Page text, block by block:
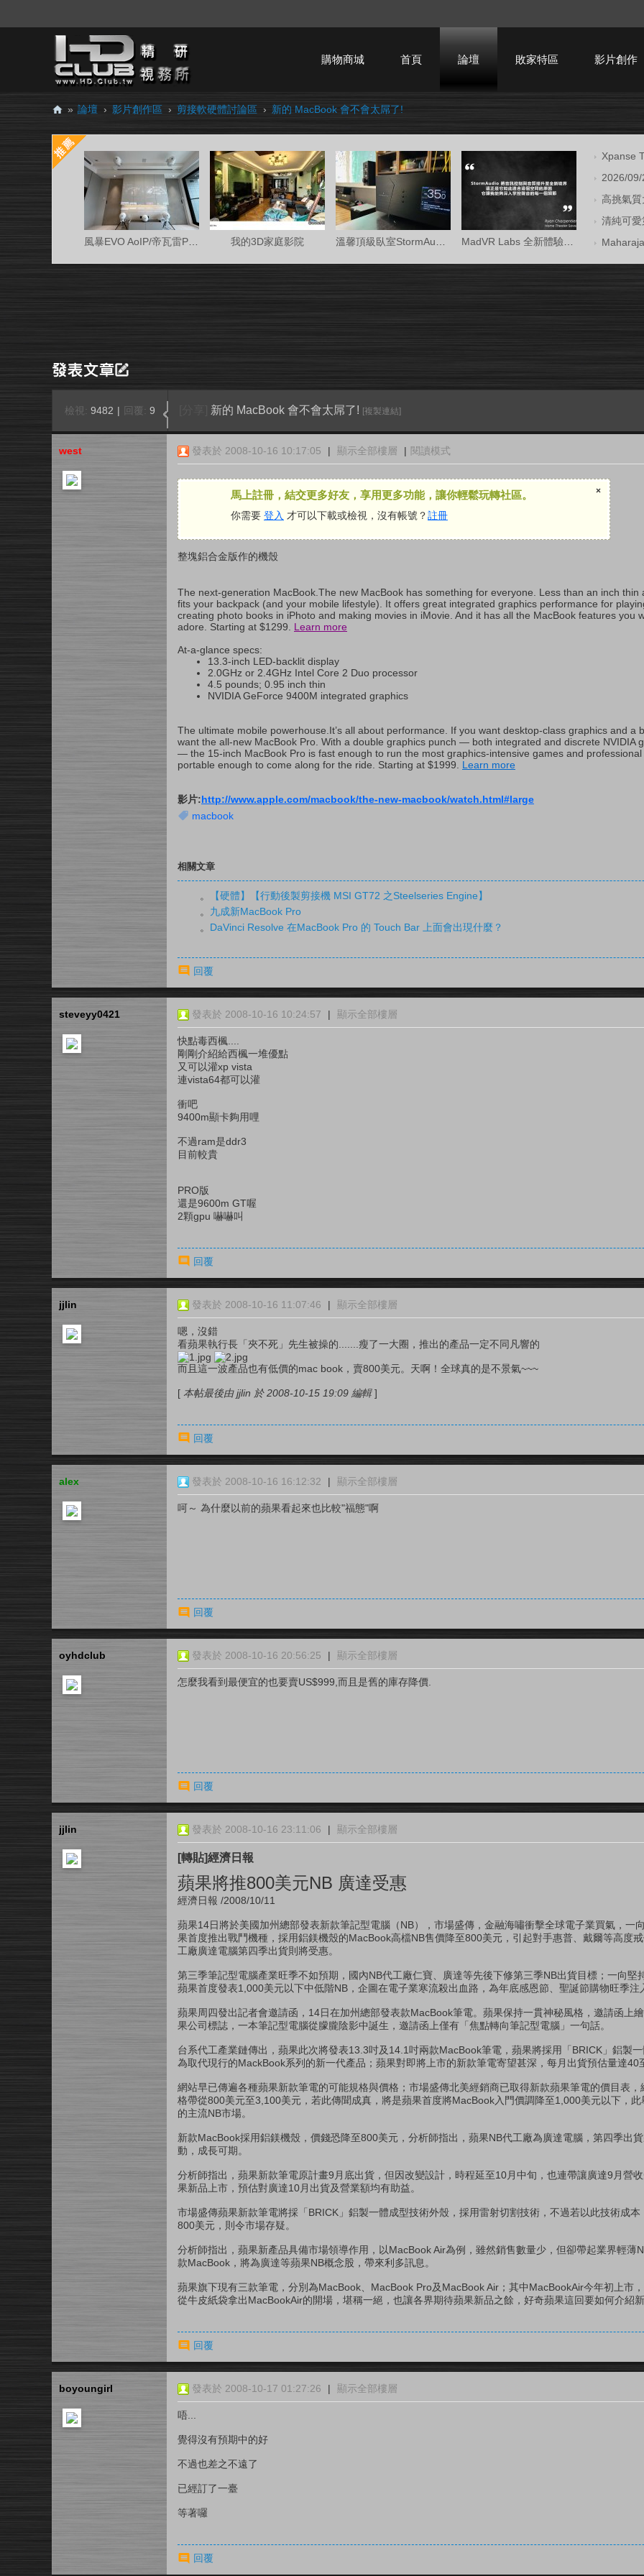
購物商城 首頁 論壇 敗家特區 影片創作
D.
Cl
» 論壇 › 影片創作區 › 剪接軟硬體討論區 › 新的 MacBook 會不會太屌了!
我的3D家庭影院
Xpanse
2026/
高挑氣
清純可
檢視: 9482 | 回覆: 9 新的 MacBook 會不會太屌了! [複製連結]
west 發表於 2008-10-16 10:17:05 | 顯示全部樓層 | 閱讀模式
馬上註冊，結交更多好友，享用更多功能，讓你輕鬆玩轉社區。
你需要 登入 才可以下載或檢視，沒有帳號？註冊
×
整塊鋁合金版作的機殼
The next-generation MacBook.The new MacBook has something for everyone. Less than an inch thin
fits your backpack (and your mobile lifestyle). It offers great integrated graphics performance for
creating photo books in iPhoto and making movies in iMovie. And it has all the MacBook features you
adore. Starting at $1299. Learn more
At-a-glance specs:
13.3-inch LED-backlit display
2.0GHz or 2.4GHz Intel Core 2 Duo processor
4.5 pounds; 0.95 inch thin
NVIDIA GeForce 9400M integrated graphics
The ultimate mobile powerhouse.It’s all about performance. If you want desktop-class graphics and a
want the all-new MacBook Pro. With a double graphics punch — both integrated and discrete NVIDIA
— the 15-inch MacBook Pro is fast enough to run the most graphics-intensive games and
portable enough to come along for the ride. Starting at $1999. Learn more
影片:http://www.apple.com/macbook/the-new-macbook/watch.html#large
macbook
相關文章
。
【硬體】【行動後製剪接機 MSI GT72 之Steelseries Engine】
。 九成新MacBook Pro
。 DaVinci Resolve 在MacBook Pro 的 Touch Bar 上面會出現什麼？
回覆
steveyy0421 發表於 2008-10-16 10:24:57 | 顯示全部樓層
快點毒西楓....
剛剛介紹給西楓一堆優點
又可以灌xp vista
連vista64都可以灌
衝吧
9400m顯卡夠用哩
不過ram是ddr3
目前較貴
PRO版
還是9600m GT喔
2顆gpu 嚇嚇叫
回覆
jjlin 發表於 2008-10-16 11:07:46 | 顯示全部樓層
嗯，沒錯
看蘋果執行長「夾不死」先生被操的.......瘦了一大圈，推出的產品一定不同凡響的
而且這一波產品也有低價的mac book，賣800美元。天啊！全球真的是不景氣~~~
[ 本帖最後由 jjlin 於 2008-10-15 19:09 編輯]
回覆
alex 發表於 2008-10-16 16:12:32 | 顯示全部樓層
呵～ 為什麼以前的蘋果看起來也比較"福態"啊
回覆
oyhdclub 發表於 2008-10-16 20:56:25 | 顯示全部樓層
怎麼我看到最便宜的也要賣US$999,而且是舊的庫存降價.
回覆
jjlin 發表於 2008-10-16 23:11:06 | 顯示全部樓層
[轉貼]經濟日報
蘋果將推800美元NB 廣達受惠
經濟日報 /2008/10/11
蘋果14日將於美國加州總部發表新款筆記型電腦（NB），市場盛傳，金融海嘯衝擊全球電子業買氣，一
果首度推出戰鬥機種，採用鋁鎂機殼的MacBook高檔NB售價降至800美元，引起對手惠普、戴爾等高度
工廠廣達電腦第四季出貨則將受惠。
第三季筆記型電腦產業旺季不如預期，國內NB代工廠仁寶、廣達等先後下修第三季NB出貨目標；一向堅
蘋果首度發表1,000美元以下中低階NB，企圖在電子業寒流殺出血路，為年底感恩節、聖誕節購物旺季注
蘋果周四發出記者會邀請函，14日在加州總部發表款MacBook筆電。蘋果保持一貫神秘風格，邀請函上
果公司標誌，一本筆記型電腦從朦朧陰影中誕生，邀請函上僅有「焦點轉向筆記型電腦」一句話。
台系代工產業鏈傳出，蘋果此次將發表13.3吋及14.1吋兩款MacBook筆電，蘋果將採用「BRICK」鋁製
為取代現行的MackBook系列的新一代產品；蘋果對即將上市的新款筆電寄望甚深，每月出貨預估量達40
網站早已傳遍各種蘋果新款筆電的可能規格與價格；市場盛傳北美經銷商已取得新款蘋果筆電的價目表
格帶從800美元至3,100美元，若此傳聞成真，將是蘋果首度將MacBook入門價調降至1,000美元以下，
的主流NB市場。
新款MacBook採用鋁鎂機殼，價錢恐降至800美元，分析師指出，蘋果NB代工廠為廣達電腦，第四季出
動，成長可期。
分析師指出，蘋果新款筆電原計畫9月底出貨，但因改變設計，時程延至10月中旬，也連帶讓廣達9月營
果新品上市，預估對廣達10月出貨及營業額均有助益。
市場盛傳蘋果新款筆電將採「BRICK」鋁製一體成型技術外殼，採用雷射切割技術，不過若以此技術成
800美元，則令市場存疑。
分析師指出，蘋果新產品具備市場領導作用，以MacBook Air為例，雖然銷售數量少，但卻帶起業界輕薄
款MacBook，將為廣達等蘋果NB概念股，帶來利多訊息。
蘋果旗下現有三款筆電，分別為MacBook、MacBook Pro及MacBook Air；其中MacBookAir今年初上市
從牛皮紙袋拿出MacBookAir的開場，堪稱一絕，也讓各界期待蘋果新品之餘，好奇蘋果這回要如何介紹
回覆
boyoungirl 發表於 2008-10-17 01:27:26 | 顯示全部樓層
唔...
覺得沒有預期中的好
不過也差之不遠了
已經訂了一臺
等著囉
回覆